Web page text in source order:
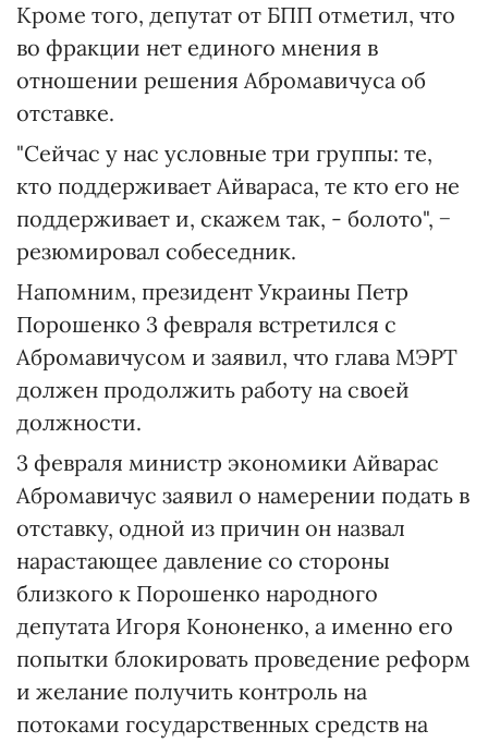
Кроме того, депутат от БПП отметил, что
во фракции нет единого мнения в
отношении решения Абромавичуса об
отставке.
"Сейчас у нас условные три группы: те,
кто поддерживает Айвараса, те кто его не
поддерживает и, скажем так, - болото", −
резюмировал собеседник.
Напомним, президент Украины Петр
Порошенко 3 февраля встретился с
Абромавичусом и заявил, что глава МЭРТ
должен продолжить работу на своей
должности.
3 февраля министр экономики Айварас
Абромавичус заявил о намерении подать в
отставку, одной из причин он назвал
нарастающее давление со стороны
близкого к Порошенко народного
депутата Игоря Кононенко, а именно его
попытки блокировать проведение реформ
и желание получить контроль на
потоками государственных средств на